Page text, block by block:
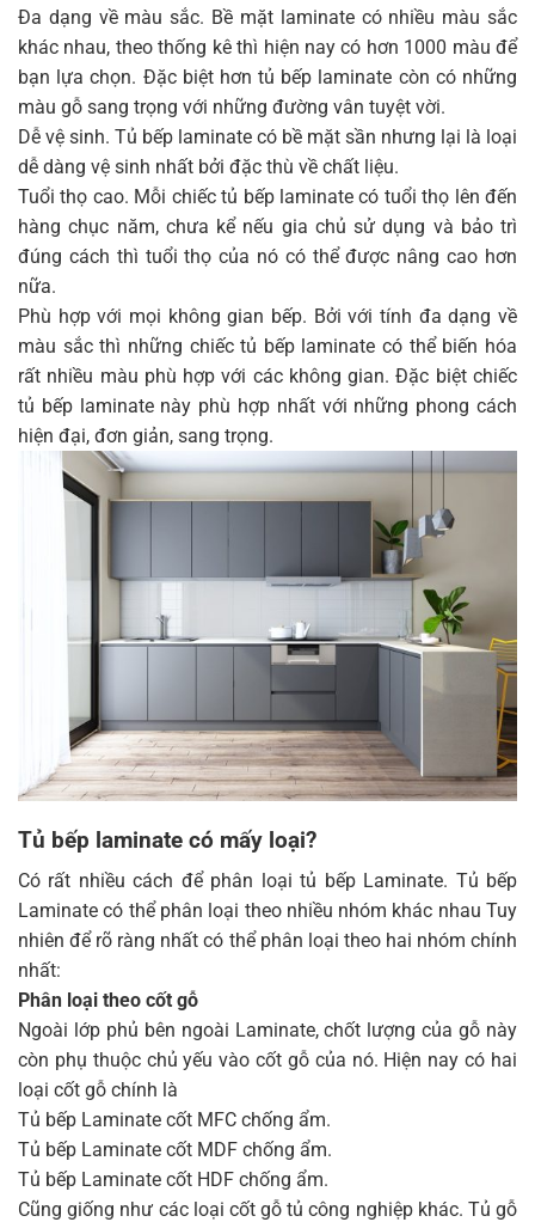
Đa dạng về màu sắc. Bề mặt laminate có nhiều màu sắc
khác nhau, theo thống kê thì hiện nay có hơn 1000 màu để
bạn lựa chọn. Đặc biệt hơn tủ bếp laminate còn có những
màu gỗ sang trọng với những đường vân tuyệt vời.
Dễ vệ sinh. Tủ bếp laminate có bề mặt sần nhưng lại là loại
dễ dàng vệ sinh nhất bởi đặc thù về chất liệu.
Tuổi thọ cao. Mỗi chiếc tủ bếp laminate có tuổi thọ lên đến
hàng chục năm, chưa kể nếu gia chủ sử dụng và bảo trì
đúng cách thì tuổi thọ của nó có thể được nâng cao hơn
nữa.
Phù hợp với mọi không gian bếp. Bởi với tính đa dạng về
màu sắc thì những chiếc tủ bếp laminate có thể biến hóa
rất nhiều màu phù hợp với các không gian. Đặc biệt chiếc
tủ bếp laminate này phù hợp nhất với những phong cách
hiện đại, đơn giản, sang trọng.
Tủ bếp laminate có mấy loại?
Có rất nhiều cách để phân loại tủ bếp Laminate. Tủ bếp
Laminate có thể phân loại theo nhiều nhóm khác nhau Tuy
nhiên để rõ ràng nhất có thể phân loại theo hai nhóm chính
nhất:
Phân loại theo cốt gỗ
Ngoài lớp phủ bên ngoài Laminate, chốt lượng của gỗ này
còn phụ thuộc chủ yếu vào cốt gỗ của nó. Hiện nay có hai
loại cốt gỗ chính là
Tủ bếp Laminate cốt MFC chống ẩm.
Tủ bếp Laminate cốt MDF chống ẩm.
Tủ bếp Laminate cốt HDF chống ẩm.
Cũng giống như các loại cốt gỗ tủ công nghiệp khác. Tủ gỗ